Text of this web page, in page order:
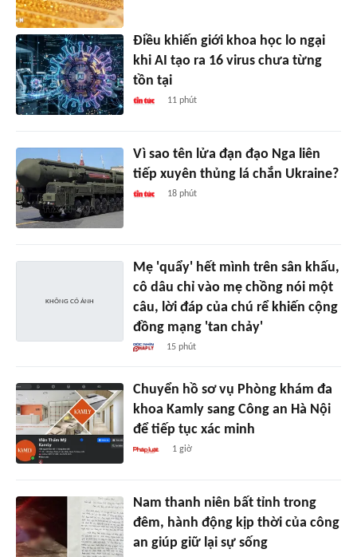
Điều khiến giới khoa học lo ngại
khi AI tạo ra 16 virus chưa từng
tồn tại
11 phút
Vì sao tên lửa đạn đạo Nga liên
tiếp xuyên thủng lá chắn Ukraine?
18 phút
Mẹ 'quẩy' hết mình trên sân khấu,
cô dâu chỉ vào mẹ chồng nói một
câu, lời đáp của chú rể khiến cộng
đồng mạng 'tan chảy'
15 phút
Chuyển hồ sơ vụ Phòng khám đa
khoa Kamly sang Công an Hà Nội
để tiếp tục xác minh
1 giờ
Nam thanh niên bất tỉnh trong
đêm, hành động kịp thời của công
an giúp giữ lại sự sống